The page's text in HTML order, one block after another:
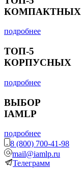
КОМПАКТНЫХ
подробнее
ТОП-5
КОРПУСНЫХ
подробнее
ВЫБОР
IAMLP
подробнее
8 (800) 700-41-98
mail@iamlp.ru
Телеграмм